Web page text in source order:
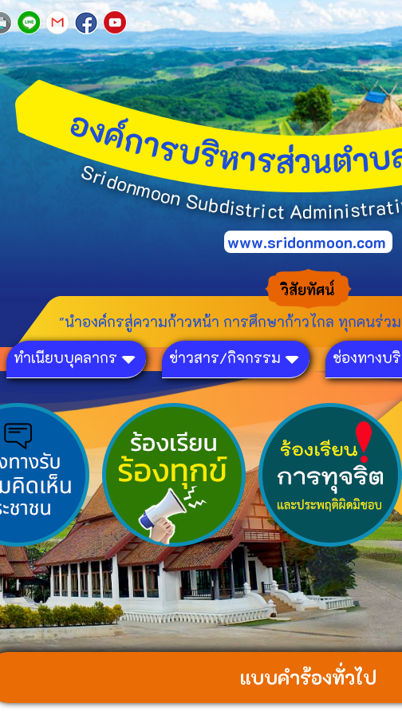
องค
์
การบร
ิ
หารสวนตำบ
Sr
idonmoonSubdistrictAdministrati
www.sridonmoon.com
วิสัยทัศน์
"นำองค์กรสู่ความก้าวหน้า การศึกษาก้าวไกล ทุกคนร่
ทำเนียบบุคลากร ข่าวสาร/กิจกรรม ช่องทางบ
แบบคำร้องทั่วไป